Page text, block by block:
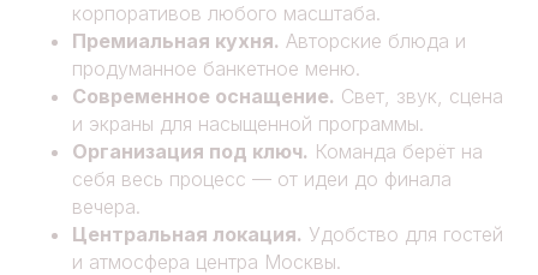
корпоративов любого масштаба.
Премиальная кухня. Авторские блюда и
продуманное банкетное меню.
Современное оснащение. Свет, звук, сцена
и экраны для насыщенной программы.
Организация под ключ. Команда берёт на
себя весь процесс — от идеи до финала
вечера.
Центральная локация. Удобство для гостей
и атмосфера центра Москвы.